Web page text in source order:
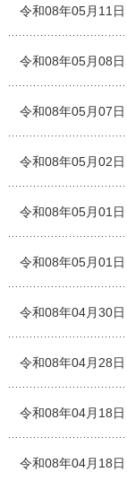
令和08年05月11日
令和08年05月08日
令和08年05月07日
令和08年05月02日
令和08年05月01日
令和08年05月01日
令和08年04月30日
令和08年04月28日
令和08年04月18日
令和08年04月18日